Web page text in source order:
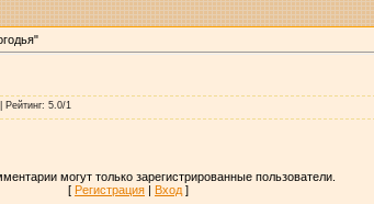
Рейтинг:5.0/1
могут только зарегистрированные пользователи.
[ Регистрация| Вход]